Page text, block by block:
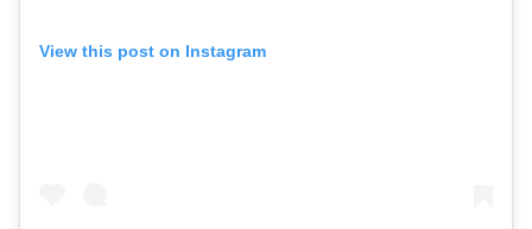
View this post on Instagram